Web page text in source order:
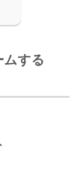
ムする